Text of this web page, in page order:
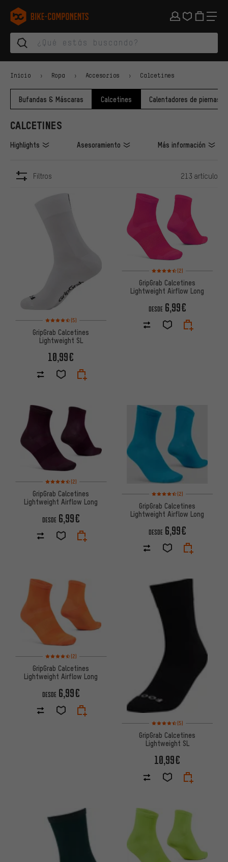
Saltar a la navegación principal
Saltar a la navegación de categorías
Saltar al contenido
Saltar a marcas y al boletín
Saltar al pie de página
bike-components.de Página de inicio
Inicio Ropa Accesorios Calcetines
Bufandas & Máscaras Calcetines Calentadores de piernas
CALCETINES
Highlights Asesoramiento Más información
Filtros 213 artículo
Valoración media: 4,5 de 5 basada en 5 reseñas
(5)
GripGrab Calcetines
Lightweight SL
10,99€
Valoración media: 4,5 de 5
(2)
GripGrab Calcetines
Lightweight Airflow Long
DESDE 6,99€
Valoración media: 4,5 de 5 basada en 2 reseñas
(2)
GripGrab Calcetines
Lightweight Airflow Long
DESDE 6,99€
Valoración media: 4,5 de 5
(2)
GripGrab Calcetines
Lightweight Airflow Long
DESDE 6,99€
Valoración media: 4,5 de 5 basada en 2 reseñas
(2)
GripGrab Calcetines
Lightweight Airflow Long
DESDE 6,99€
Valoración media: 4,5 de 5
(5)
GripGrab Calcetines
Lightweight SL
10,99€